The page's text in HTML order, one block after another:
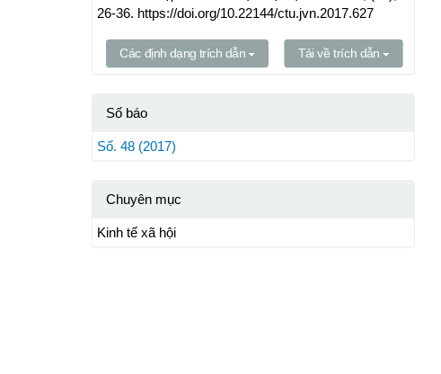
26-36. https://doi.org/10.22144/ctu.jvn.2017.627
Các định dạng trích dẫn Tải về trích dẫn
Số báo
Số. 48 (2017)
Chuyên mục
Kinh tế xã hội